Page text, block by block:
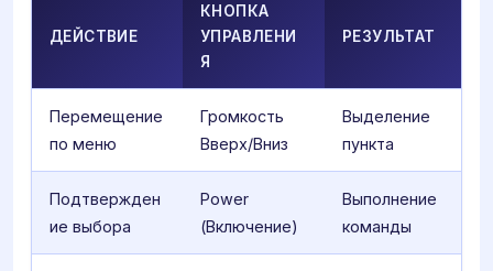
ДЕЙСТВИЕ
КНОПКА
УПРАВЛЕНИ
Я
РЕЗУЛЬТАТ
Перемещение
по меню
Громкость
Вверх/Вниз
Выделение
пункта
Подтвержден
ие выбора
Power
(Включение)
Выполнение
команды